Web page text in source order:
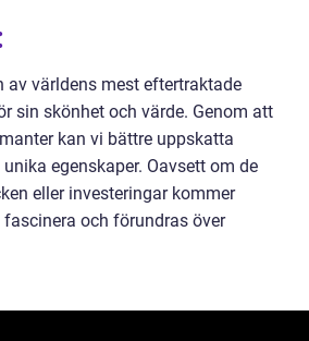
av världens mest eftertraktade
sin skönhet och värde. Genom att
kan vi bättre uppskatta
egenskaper. Oavsett om de
eller investeringar kommer
och förundras över